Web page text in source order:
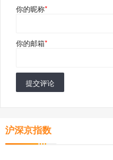
你的昵称*
你的邮箱*
提交评论
沪深京指数